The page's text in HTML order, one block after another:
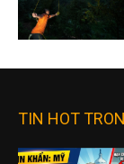
TIN HOT